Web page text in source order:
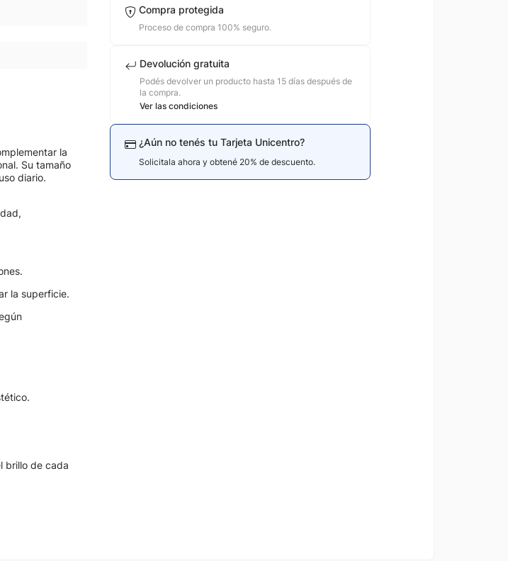
la
Su tamaño
diario.
la superficie.
brillo de cada
Compra protegida
Proceso de compra 100% seguro.
Devolución gratuita
Podés devolver un producto hasta 15 días después de
la compra.
Ver las condiciones
¿Aún no tenés tu Tarjeta Unicentro?
Solicitala ahora y obtené 20% de descuento.